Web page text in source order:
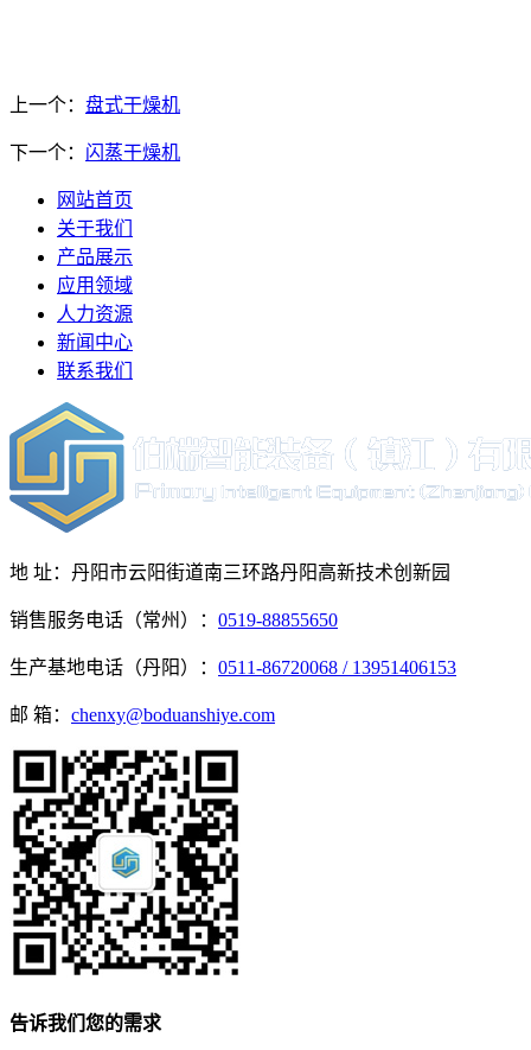
上一个： 盘式干燥机
下一个： 闪蒸干燥机
网站首页
关于我们
产品展示
应用领域
人力资源
新闻中心
联系我们
地 址：丹阳市云阳街道南三环路丹阳高新技术创新园
销售服务电话（常州）： 0519-88855650
生产基地电话（丹阳）： 0511-86720068 / 13951406153
邮 箱： chenxy@boduanshiye.com
告诉我们您的需求